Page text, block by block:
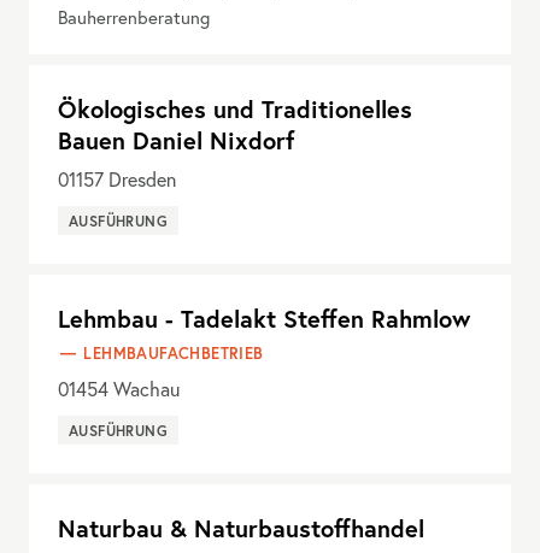
Bauherrenberatung
Ökologisches und Traditionelles
Bauen Daniel Nixdorf
01157 Dresden
AUSFÜHRUNG
Lehmbau - Tadelakt Steffen Rahmlow
LEHMBAUFACHBETRIEB
01454Wachau
AUSFÜHRUNG
Naturbau & Naturbaustoffhandel